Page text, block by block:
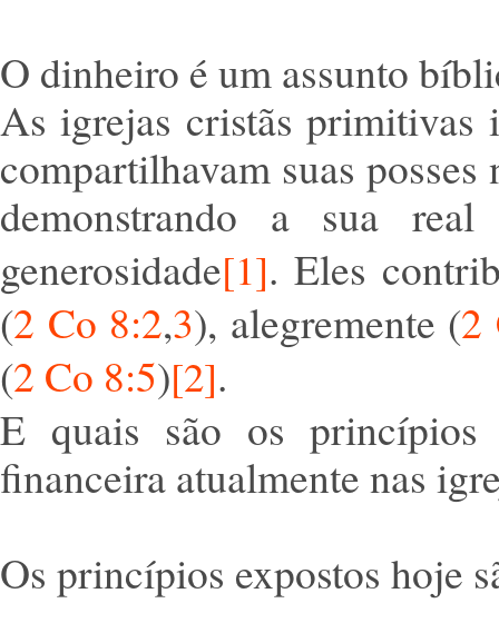
O dinheiro é um assunto
As igrejas cristãs primitivas
compartilhavam suas
demonstrando a sua
generosidade[1]. Eles
(2 Co 8:2,3), alegremente (2
(2 Co 8:5)[2].
E quais são os princípios
financeira atualmente nas
Os princípios expostos hoje